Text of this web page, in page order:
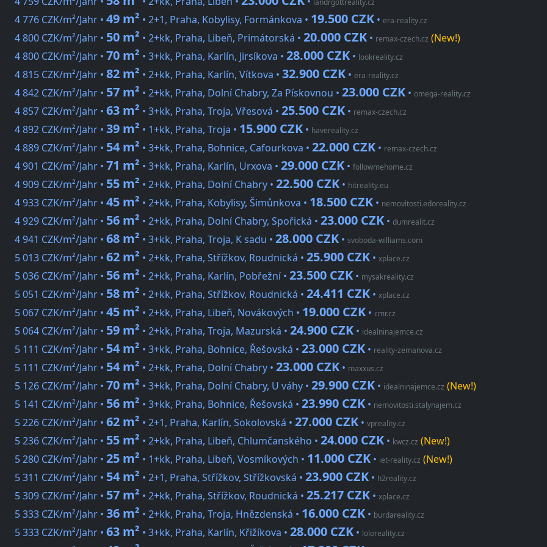
landrgottreality.cz
4 776 CZK/m²/Jahr • 49 m² • 2+1, Praha, Kobylisy, Formánkova • 19.500 CZK • era-reality.cz
4 800 CZK/m²/Jahr • 50 m² • 2+kk, Praha, Libeň, Primátorská • 20.000 CZK • remax-czech.cz (New!)
4 800 CZK/m²/Jahr • 70 m² • 3+kk, Praha, Karlín, Jirsíkova • 28.000 CZK • lookreality.cz
4 815 CZK/m²/Jahr • 82 m² • 2+kk, Praha, Karlín, Vítkova • 32.900 CZK • era-reality.cz
4 842 CZK/m²/Jahr • 57 m² • 2+kk, Praha, Dolní Chabry, Za Pískovnou • 23.000 CZK • omega-reality.cz
4 857 CZK/m²/Jahr • 63 m² • 3+kk, Praha, Troja, Vřesová • 25.500 CZK • remax-czech.cz
4 892 CZK/m²/Jahr • 39 m² • 1+kk, Praha, Troja • 15.900 CZK • havereality.cz
4 889 CZK/m²/Jahr • 54 m² • 3+kk, Praha, Bohnice, Cafourkova • 22.000 CZK • remax-czech.cz
4 901 CZK/m²/Jahr • 71 m² • 3+kk, Praha, Karlín, Urxova • 29.000 CZK • followmehome.cz
4 909 CZK/m²/Jahr • 55 m² • 2+kk, Praha, Dolní Chabry • 22.500 CZK • hitreality.eu
4 933 CZK/m²/Jahr • 45 m² • 2+kk, Praha, Kobylisy, Šimůnkova • 18.500 CZK • nemovitosti.edoreality.cz
4 929 CZK/m²/Jahr • 56 m² • 2+kk, Praha, Dolní Chabry, Spořická • 23.000 CZK • dumrealit.cz
4 941 CZK/m²/Jahr • 68 m² • 3+kk, Praha, Troja, K sadu • 28.000 CZK • svoboda-williams.com
5 013 CZK/m²/Jahr • 62 m² • 2+kk, Praha, Střížkov, Roudnická • 25.900 CZK • xplace.cz
5 036 CZK/m²/Jahr • 56 m² • 2+kk, Praha, Karlín, Pobřežní • 23.500 CZK • mysakreality.cz
5 051 CZK/m²/Jahr • 58 m² • 2+kk, Praha, Střížkov, Roudnická • 24.411 CZK • xplace.cz
5 067 CZK/m²/Jahr • 45 m² • 2+kk, Praha, Libeň, Novákových • 19.000 CZK • cmr.cz
5 064 CZK/m²/Jahr • 59 m² • 2+kk, Praha, Troja, Mazurská • 24.900 CZK • idealninajemce.cz
5 111 CZK/m²/Jahr • 54 m² • 3+kk, Praha, Bohnice, Řešovská • 23.000 CZK • reality-zemanova.cz
5 111 CZK/m²/Jahr • 54 m² • 2+kk, Praha, Dolní Chabry • 23.000 CZK • maxxus.cz
5 126 CZK/m²/Jahr • 70 m² • 3+kk, Praha, Dolní Chabry, U váhy • 29.900 CZK • idealninajemce.cz (New!)
5 141 CZK/m²/Jahr • 56 m² • 3+kk, Praha, Bohnice, Řešovská • 23.990 CZK • nemovitosti.stalynajem.cz
5 226 CZK/m²/Jahr • 62 m² • 2+1, Praha, Karlín, Sokolovská • 27.000 CZK • vpreality.cz
5 236 CZK/m²/Jahr • 55 m² • 2+kk, Praha, Libeň, Chlumčanského • 24.000 CZK • kwcz.cz (New!)
5 280 CZK/m²/Jahr • 25 m² • 1+kk, Praha, Libeň, Vosmíkových • 11.000 CZK • iet-reality.cz (New!)
5 311 CZK/m²/Jahr • 54 m² • 2+1, Praha, Střížkov, Střížkovská • 23.900 CZK • h2reality.cz
5 309 CZK/m²/Jahr • 57 m² • 2+kk, Praha, Střížkov, Roudnická • 25.217 CZK • xplace.cz
5 333 CZK/m²/Jahr • 36 m² • 2+kk, Praha, Troja, Hnězdenská • 16.000 CZK • burdareality.cz
5 333 CZK/m²/Jahr • 63 m² • 3+kk, Praha, Karlín, Křižíkova • 28.000 CZK • loloreality.cz